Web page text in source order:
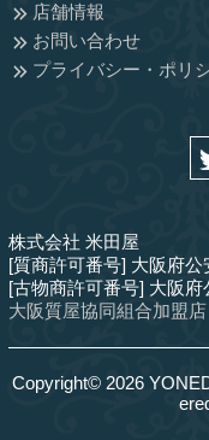
店舗情報
お問い合わせ
プライバシー・ポリ
株式会社 米田屋
[質商許可番号] 大阪府
[古物商許可番号] 大阪
大阪質屋協同組合加盟店
Copyright© 2026